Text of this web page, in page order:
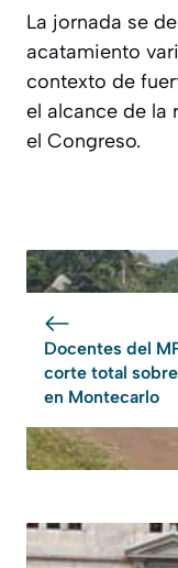
La jornada se
acatamiento
contexto de
el alcance de la
el Congreso.
Docentes del
corte total sobre
en Montecarlo